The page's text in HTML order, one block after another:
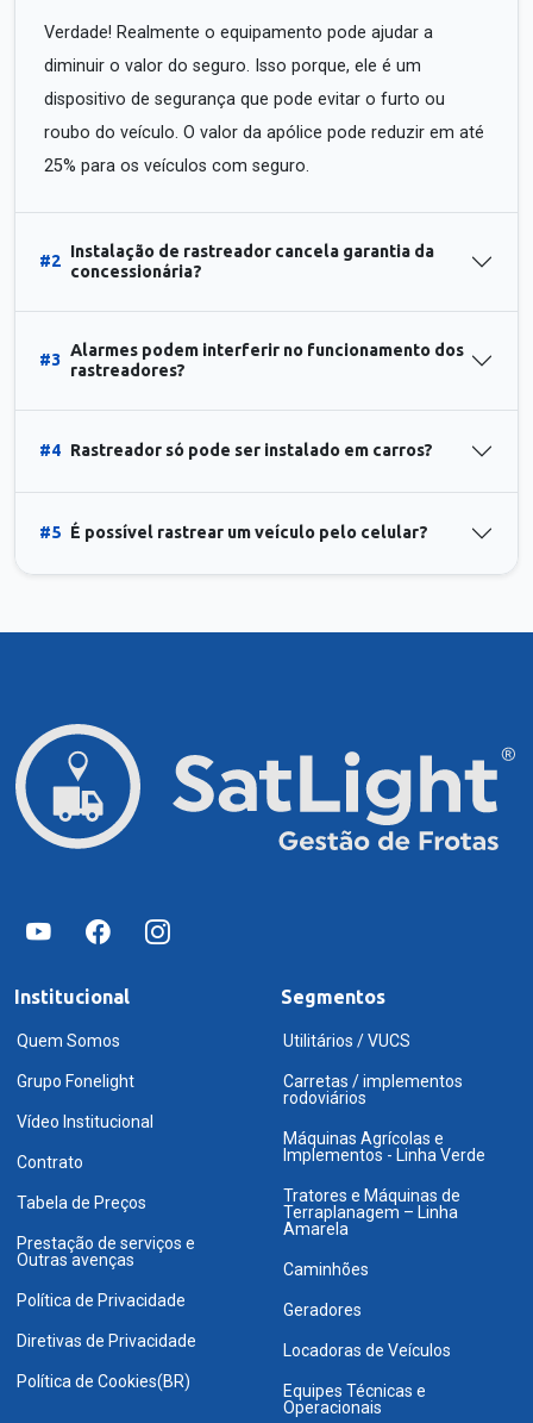
Verdade! Realmente o equipamento pode ajudar a
diminuir o valor do seguro. Isso porque, ele é um
dispositivo de segurança que pode evitar o furto ou
roubo do veículo. O valor da apólice pode reduzir em até
25% para os veículos com seguro.
#2
Instalação de rastreador cancela garantia da
concessionária?
#3
Alarmes podem interferir no funcionamento dos
rastreadores?
#4 Rastreador só pode ser instalado em carros?
#5 É possível rastrear um veículo pelo celular?
Institucional
Quem Somos
Grupo Fonelight
Vídeo Institucional
Contrato
Tabela de Preços
Prestação de serviços e
Outras avenças
Política de Privacidade
Diretivas de Privacidade
Política de Cookies(BR)
Segmentos
Utilitários / VUCS
Carretas / implementos
rodoviários
Máquinas Agrícolas e
Implementos - Linha Verde
Tratores e Máquinas de
Terraplanagem – Linha
Amarela
Caminhões
Geradores
Locadoras de Veículos
Equipes Técnicas e
Operacionais